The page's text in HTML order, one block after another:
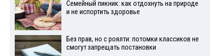
Семейный пикник: как отдохнуть на природе
и не испортить здоровье
Без прав, но с роялти: потомки классиков не
смогут запрещать постановки